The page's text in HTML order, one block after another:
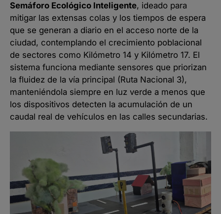
Semáforo Ecológico Inteligente, ideado para
mitigar las extensas colas y los tiempos de espera
que se generan a diario en el acceso norte de la
ciudad, contemplando el crecimiento poblacional
de sectores como Kilómetro 14 y Kilómetro 17. El
sistema funciona mediante sensores que priorizan
la fluidez de la vía principal (Ruta Nacional 3),
manteniéndola siempre en luz verde a menos que
los dispositivos detecten la acumulación de un
caudal real de vehículos en las calles secundarias.